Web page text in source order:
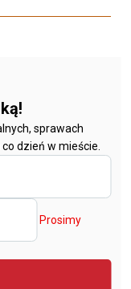
sprawach
dzień w mieście.
Prosimy